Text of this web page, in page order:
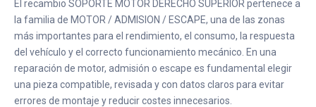
El recambio SOPORTE MOTOR DERECHO SUPERIOR pertenece a
la familia de MOTOR / ADMISION / ESCAPE, una de las zonas
más importantes para el rendimiento, el consumo, la respuesta
del vehículo y el correcto funcionamiento mecánico. En una
reparación de motor, admisión o escape es fundamental elegir
una pieza compatible, revisada y con datos claros para evitar
errores de montaje y reducir costes innecesarios.